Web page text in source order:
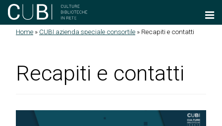
Salta al contenuto principale
Home » CUBI azienda speciale consortile » Recapiti e contatti
Recapiti e contatti